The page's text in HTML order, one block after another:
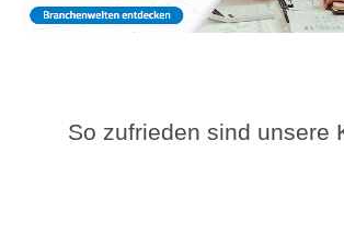
So zufrieden sind unsere